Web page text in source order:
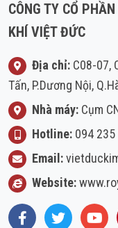
CÔNG TY CỔ
KHÍ VIỆT ĐỨC
Địa chỉ: C08-07,
Tấn, P.Dương Nội,
Nhà máy: Cụm
Hotline: 094 235
Email:
Website:
FacebookTwitter